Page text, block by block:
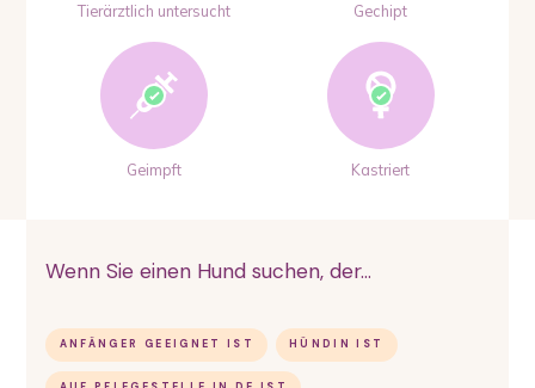
Tierärztlich untersucht Gechipt
Geimpft Kastriert
Wenn Sie einen Hund suchen, der...
ANFÄNGER GEEIGNET IST HÜNDIN IST